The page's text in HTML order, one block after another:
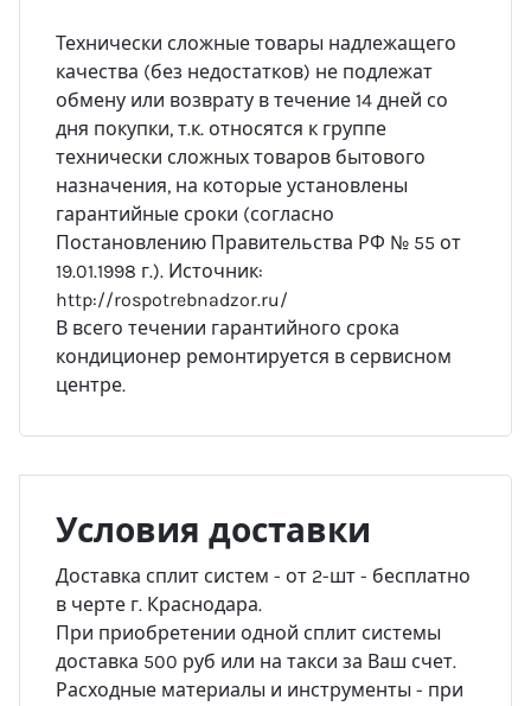
Технически сложные товары надлежащего
качества (без недостатков) не подлежат
обмену или возврату в течение 14 дней со
дня покупки, т.к. относятся к группе
технически сложных товаров бытового
назначения, на которые установлены
гарантийные сроки (согласно
Постановлению Правительства РФ № 55 от
19.01.1998 г.). Источник:
http://rospotrebnadzor.ru/
В всего течении гарантийного срока
кондиционер ремонтируется в сервисном
центре.
Условия доставки
Доставка сплит систем - от 2-шт - бесплатно
в черте г. Краснодара.
При приобретении одной сплит системы
доставка 500 руб или на такси за Ваш счет.
Расходные материалы и инструменты - при